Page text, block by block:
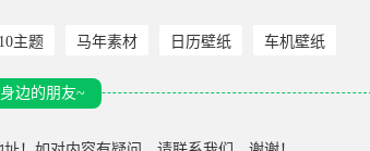
主题 马年素材 日历壁纸 车机壁纸
边的朋友~